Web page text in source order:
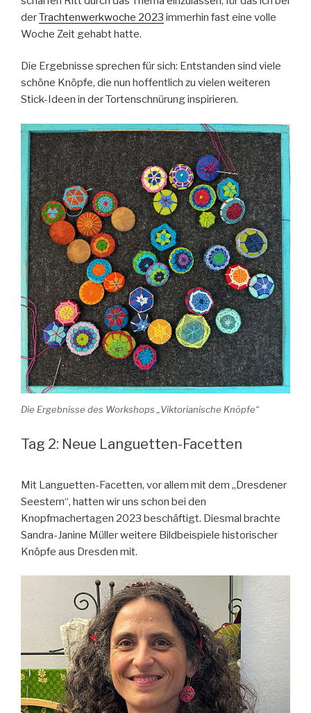
derTrachtenwerkwoche 2023 immerhin fast eine volle
Woche Zeit gehabt hatte.
Die Ergebnisse sprechen für sich: Entstanden sind viele
schöne Knöpfe, die nun hoffentlich zu vielen weiteren
Stick-Ideen in der Tortenschnürung inspirieren.
Die Ergebnisse des Workshops „Viktorianische Knöpfe“
Tag 2: Neue Languetten-Facetten
Mit Languetten-Facetten, vor allem mit dem „Dresdener
Seestern“, hatten wir uns schon bei den
Knopfmachertagen 2023 beschäftigt. Diesmal brachte
Sandra-Janine Müller weitere Bildbeispiele historischer
Knöpfe aus Dresden mit.